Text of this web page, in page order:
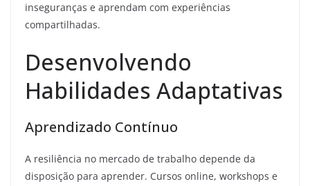
inseguranças e aprendam com experiências
compartilhadas.
Desenvolvendo
Habilidades Adaptativas
Aprendizado Contínuo
A resiliência no mercado de trabalho depende da
disposição para aprender. Cursos online, workshops e